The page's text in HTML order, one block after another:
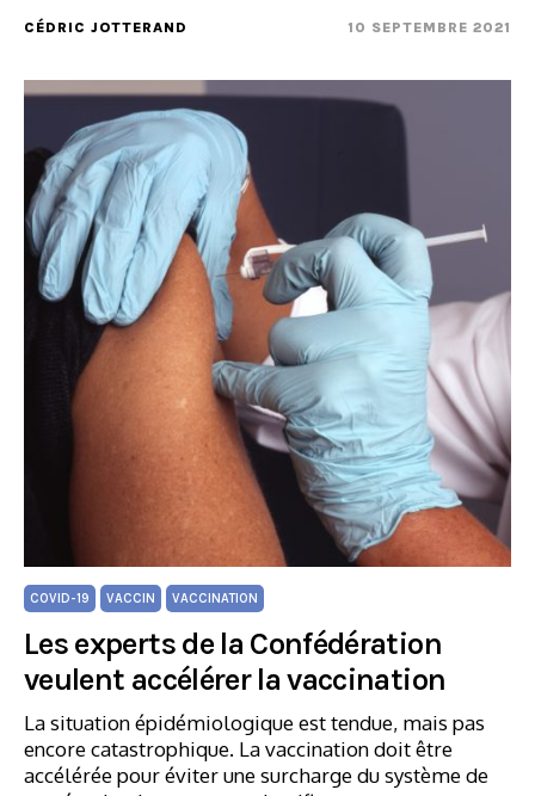
CÉDRIC JOTTERAND 10 SEPTEMBRE 2021
COVID-19 VACCIN VACCINATION
Les experts de la Confédération
veulent accélérer la vaccination
La situation épidémiologique est tendue, mais pas
encore catastrophique. La vaccination doit être
accélérée pour éviter une surcharge du système de